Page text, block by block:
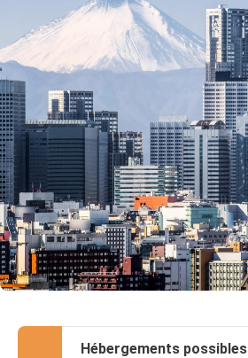
Hébergements possibles